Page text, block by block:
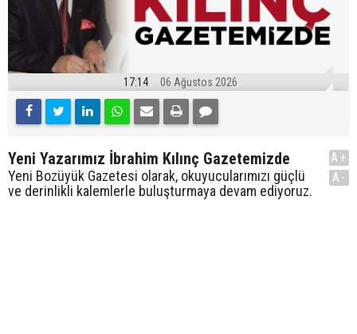
17:14 06 Ağustos 2026
Yeni Yazarımız İbrahim Kılınç Gazetemizde
Yeni Bozüyük Gazetesi olarak, okuyucularımızı güçlü
ve derinlikli kalemlerle buluşturmaya devam ediyoruz.
A+
A-